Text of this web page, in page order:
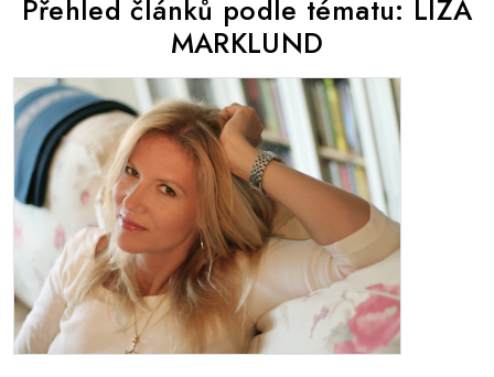
Přehled článků podle tématu: LIZA
MARKLUND